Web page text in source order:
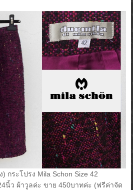
กระโปรง Mila Schon Size 42
นิ้ว ผ้าวูลค่ะ ขาย 450บาทค่ะ (ฟรีค่าจัด